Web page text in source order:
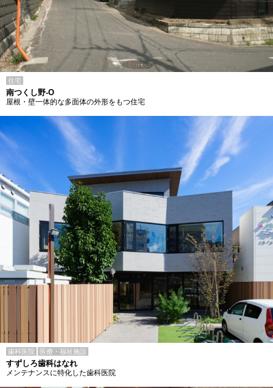
住宅
南つくし野-O
屋根・壁一体的な多面体の外形をもつ住宅
歯科医院 医療・福祉施設
すずしろ歯科はなれ
メンテナンスに特化した歯科医院